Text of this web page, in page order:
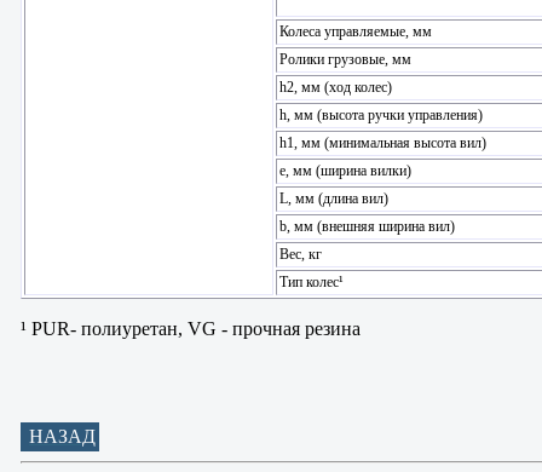
Колеса управляемые, мм
Ролики грузовые, мм
h2, мм (ход колес)
h, мм (высота ручки управления)
h1, мм (минимальная высота вил)
e, мм (ширина вилки)
L, мм (длина вил)
b, мм (внешняя ширина вил)
Вес, кг
Тип колес¹
¹ PUR- полиуретан, VG - прочная резина
НАЗАД